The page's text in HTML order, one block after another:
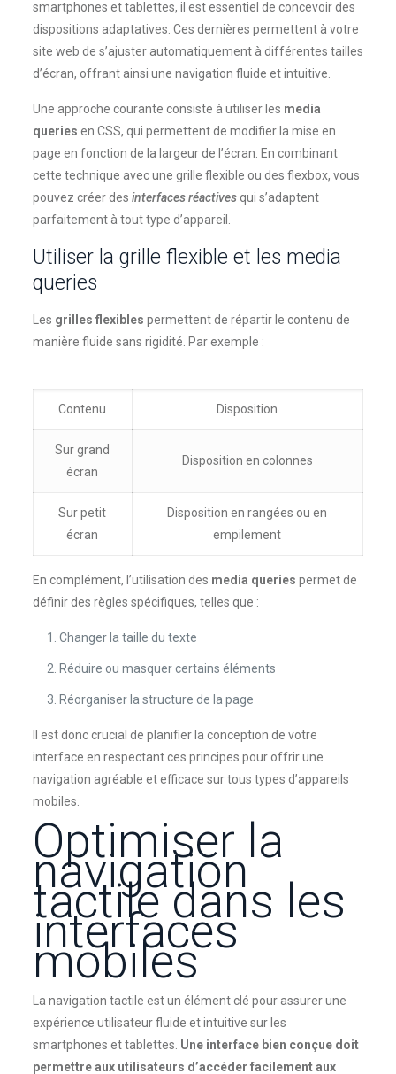
smartphones et tablettes, il est essentiel de concevoir des
dispositions adaptatives. Ces dernières permettent à votre
site web de s’ajuster automatiquement à différentes tailles
d’écran, offrant ainsi une navigation fluide et intuitive.
Une approche courante consiste à utiliser les media
queries en CSS, qui permettent de modifier la mise en
page en fonction de la largeur de l’écran. En combinant
cette technique avec une grille flexible ou des flexbox, vous
pouvez créer des interfaces réactivesqui s’adaptent
parfaitement à tout type d’appareil.
Utiliser la grille flexible et les media
queries
Les grilles flexibles permettent de répartir le contenu de
manière fluide sans rigidité. Par exemple :
Contenu Disposition
Sur grand
écran
Disposition en colonnes
Sur petit
écran
Disposition en rangées ou en
empilement
En complément, l’utilisation des media queries permet de
définir des règles spécifiques, telles que :
Changer la taille du texte
Réduire ou masquer certains éléments
Réorganiser la structure de la page
Il est donc crucial de planifier la conception de votre
interface en respectant ces principes pour offrir une
navigation agréable et efficace sur tous types d’appareils
mobiles.
Optimiser la
navigation
tactile dans les
interfaces
mobiles
La navigation tactile est un élément clé pour assurer une
expérience utilisateur fluide et intuitive sur les
smartphones et tablettes. Une interface bien conçue doit
permettre aux utilisateurs d’accéder facilement aux